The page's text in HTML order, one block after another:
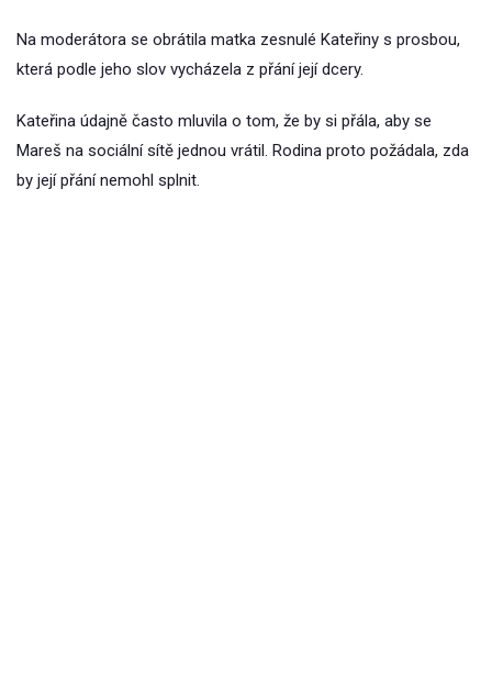
Na moderátora se obrátila matka zesnulé Kateřiny s prosbou,
která podle jeho slov vycházela z přání její dcery.
Kateřina údajně často mluvila o tom, že by si přála, aby se
Mareš na sociální sítě jednou vrátil. Rodina proto požádala, zda
by její přání nemohl splnit.